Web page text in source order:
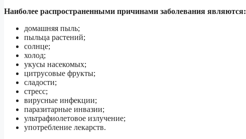
Наиболее распространенными причинами заболевания являются:
домашняя пыль;
пыльца растений;
солнце;
холод;
укусы насекомых;
цитрусовые фрукты;
сладости;
стресс;
вирусные инфекции;
паразитарные инвазии;
ультрафиолетовое излучение;
употребление лекарств.